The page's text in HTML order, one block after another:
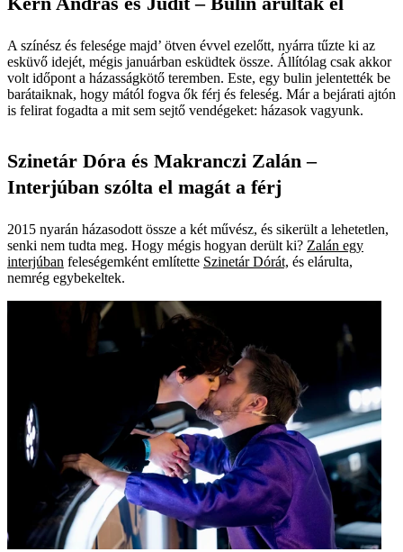
A színész és felesége majd’ ötven évvel ezelőtt, nyárra tűzte ki az
esküvő idejét, mégis januárban esküdtek össze. Állítólag csak akkor
volt időpont a házasságkötő teremben. Este, egy bulin jelentették be
barátaiknak, hogy mától fogva ők férj és feleség. Már a bejárati ajtón
is felirat fogadta a mit sem sejtő vendégeket: házasok vagyunk.
Szinetár Dóra és Makranczi Zalán –
Interjúban szólta el magát a férj
2015 nyarán házasodott össze a két művész, és sikerült a lehetetlen,
senki nem tudta meg. Hogy mégis hogyan derült ki? Zalán egy
interjúban feleségemként említette Szinetár Dórát, és elárulta,
nemrég egybekeltek.